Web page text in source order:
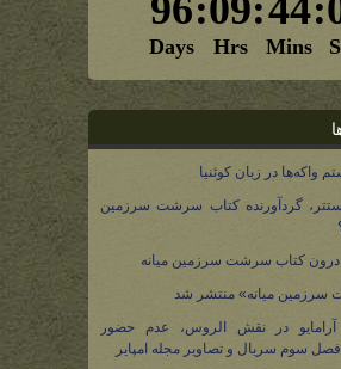
واکه‌ها در زبان کوئنیا
گردآورنده کتاب سرشت سرزمین
کتاب سرشت سرزمین میانه
میانه» منتشر شد
آرامایو در نقش الروس، عدم حضور
سوم سریال و تصاویر مجله امپایر